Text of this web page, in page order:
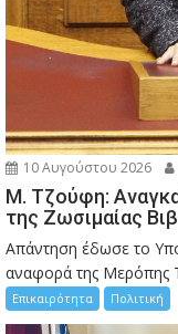
10 Αυγούστου 2026
M. Τζούφη:
της Ζωσιμαίας
Απάντηση έδωσε το
αναφορά της Μερόπης
Επικαιρότητα Πολιτική